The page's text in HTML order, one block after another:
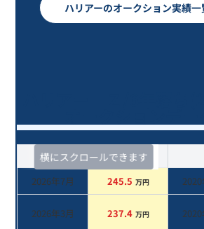
ハリアーのオークション実績
横にスクロールできます
査定時期 セルカ実績
2026年7月
245.5 万円 2020
2026年3月 237.4 万円 2020